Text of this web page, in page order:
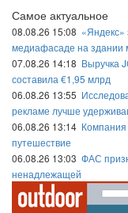
Самое актуальное
08.08.26 15:08
медиафасаде на здании
07.08.26 14:18 Выручка
составила €1,95 млрд
06.08.26 13:55
рекламе лучше
06.08.26 13:14
путешествие
06.08.26 13:03 ФАС
ненадлежащей